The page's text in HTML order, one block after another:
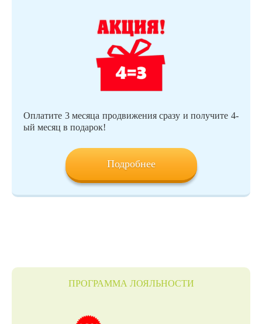
Оплатите 3 месяца продвижения сразу и получите 4-
ый месяц в подарок!
Подробнее
ПРОГРАММА ЛОЯЛЬНОСТИ